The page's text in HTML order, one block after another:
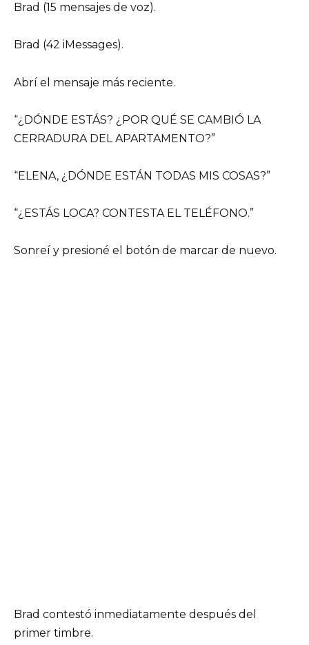
Brad (15 mensajes de voz).
Brad (42 iMessages).
Abrí el mensaje más reciente.
“¿DÓNDE ESTÁS? ¿POR QUÉ SE CAMBIÓ LA
CERRADURA DEL APARTAMENTO?”
“ELENA, ¿DÓNDE ESTÁN TODAS MIS COSAS?”
“¿ESTÁS LOCA? CONTESTA EL TELÉFONO.”
Sonreí y presioné el botón de marcar de nuevo.
Brad contestó inmediatamente después del
primer timbre.